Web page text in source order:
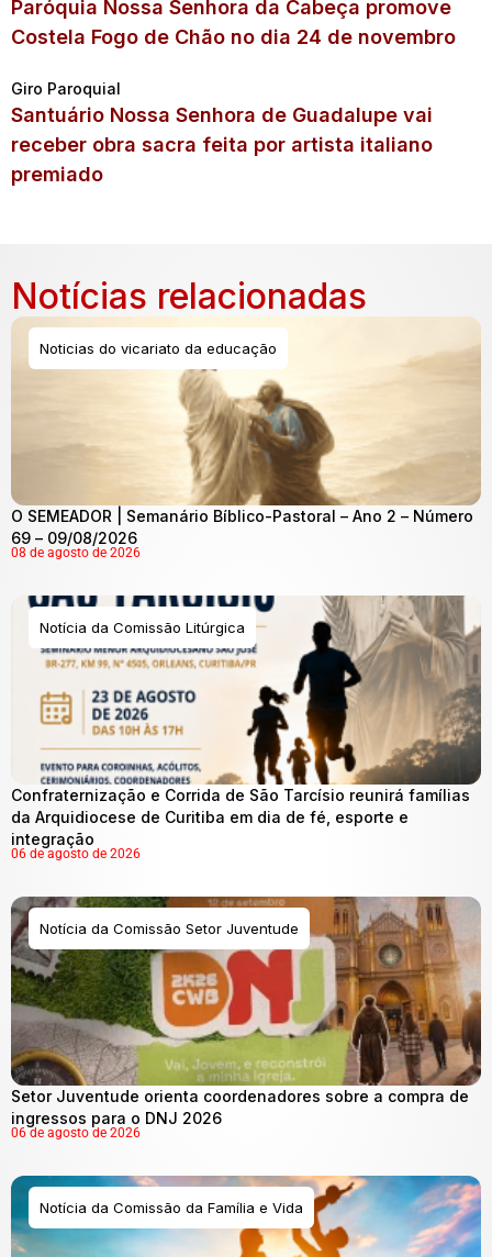
Paróquia Nossa Senhora da Cabeça promove
Costela Fogo de Chão no dia 24 de novembro
Giro Paroquial
Santuário Nossa Senhora de Guadalupe vai
receber obra sacra feita por artista italiano
premiado
Notícias relacionadas
Noticias do vicariato da educação
O SEMEADOR | Semanário Bíblico-Pastoral – Ano 2 – Número
69 – 09/08/2026
08 de agosto de 2026
Notícia da Comissão Litúrgica
Confraternização e Corrida de São Tarcísio reunirá famílias
da Arquidiocese de Curitiba em dia de fé, esporte e
integração
06 de agosto de 2026
Notícia da Comissão Setor Juventude
Setor Juventude orienta coordenadores sobre a compra de
ingressos para o DNJ 2026
06 de agosto de 2026
Notícia da Comissão da Família e Vida